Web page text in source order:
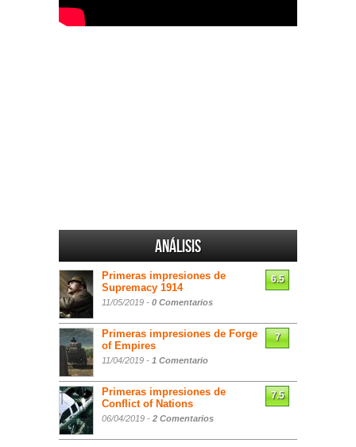
Análisis
Primeras impresiones de
Supremacy 1914
11/05/2019 - 0 Comentarios
6.5
Primeras impresiones de Forge
of Empires
11/04/2019 - 1 Comentario
7
Primeras impresiones de
Conflict of Nations
06/04/2019 - 2 Comentarios
7.5